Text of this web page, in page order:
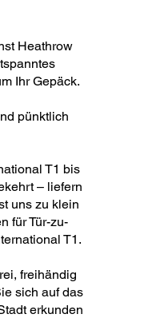
Heathrow
Ihr Gepäck.
pünktlich
T1 bis
– liefern
uns zu klein
für Tür-zu-
T1.
freihändig
sich auf das
erkunden